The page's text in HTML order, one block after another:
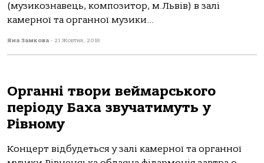
(музикознавець, композитор, м.Львів) в залі
камерної та органної музики...
Яна Замкова - 21 Жовтня, 2018
Органні твори веймарського
періоду Баха звучатимуть у
Рівному
Концерт відбудеться у залі камерної та органної